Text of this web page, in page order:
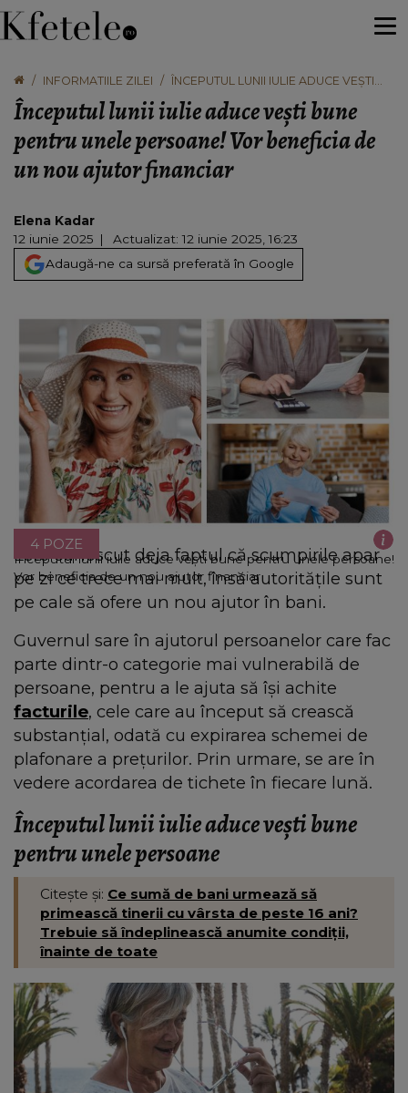
INFORMATIILE ZILEI
ÎNCEPUTUL LUNII IULIE ADUCE VEȘTI
BENEFICIA DE UN NOU AJUTOR
FINANCIAR
Începutul lunii iulie aduce vești bune
pentru unele persoane! Vor beneficia de
un nou ajutor financiar
Elena Kadar
12 iunie 2025
Actualizat: 12 iunie 2025, 16:23
Adaugă-ne ca sursă preferată în Google
Începutul lunii iulie aduce vești bune pentru unele persoane!
Vor beneficia de un nou ajutor financiar
4 POZE
Este cunoscut deja faptul că scumpirile apar
pe zi ce trece mai mult, însă autoritățile sunt
pe cale să ofere un nou ajutor în bani.
Guvernul sare în ajutorul persoanelor care fac
parte dintr-o categorie mai vulnerabilă de
persoane, pentru a le ajuta să își achite
facturile, cele care au început să crească
substanțial, odată cu expirarea schemei de
plafonare a prețurilor. Prin urmare, se are în
vedere acordarea de tichete în fiecare lună.
Începutul lunii iulie aduce vești bune
pentru unele persoane
Citește și: Ce sumă de bani urmează să
primească tinerii cu vârsta de peste 16 ani?
Trebuie să îndeplinească anumite condiții,
înainte de toate